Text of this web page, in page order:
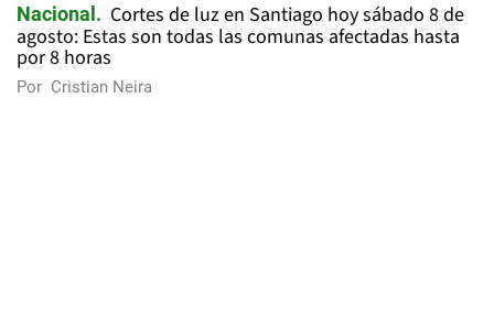
Nacional
Cortes de luz en Santiago hoy sábado 8 de
agosto: Estas son todas las comunas afectadas hasta
por 8 horas
Por Cristian Neira